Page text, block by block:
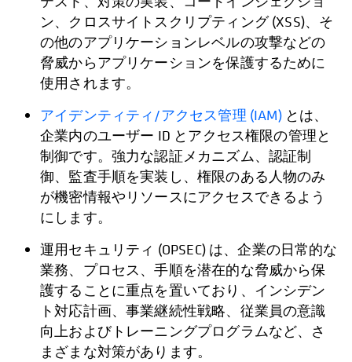
ン、クロスサイトスクリプティング (XSS)、そ
の他のアプリケーションレベルの攻撃などの
脅威からアプリケーションを保護するために
使用されます。
アイデンティティ/アクセス管理 (IAM)とは、
企業内のユーザー ID とアクセス権限の管理と
制御です。強力な認証メカニズム、認証制
御、監査手順を実装し、権限のある人物のみ
が機密情報やリソースにアクセスできるよう
にします。
運用セキュリティ (OPSEC) は、企業の日常的な
業務、プロセス、手順を潜在的な脅威から保
護することに重点を置いており、インシデン
ト対応計画、事業継続性戦略、従業員の意識
向上およびトレーニングプログラムなど、さ
まざまな対策があります。